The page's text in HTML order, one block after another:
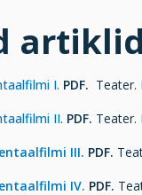
artiklid
I. PDF. Teater.
II. PDF. Teater.
III. PDF.
IV. PDF.